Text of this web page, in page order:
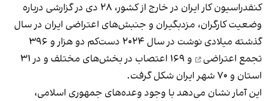
کنفدراسیون کار ایران در خارج از کشور، ۲۸ دی در گزارشی درباره
وضعیت کارگران، مزدبگیران و جنبش‌های اعتراضی ایران در سال
گذشته میلادی نوشت در سال ۲۰۲۴ دست‌کم
دو هزار و ۳۹۶
تجمع اعتراضی
و ۱۶۹ اعتصاب در بخش‌های مختلف و در ۳۱
استان و ۷۰ شهر ایران شکل گرفت.
این آمار نشان می‌دهد با وجود وعده‌های جمهوری اسلامی،